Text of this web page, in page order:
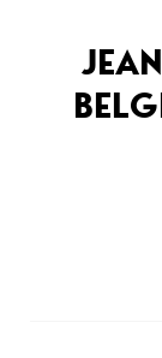
Web-séries